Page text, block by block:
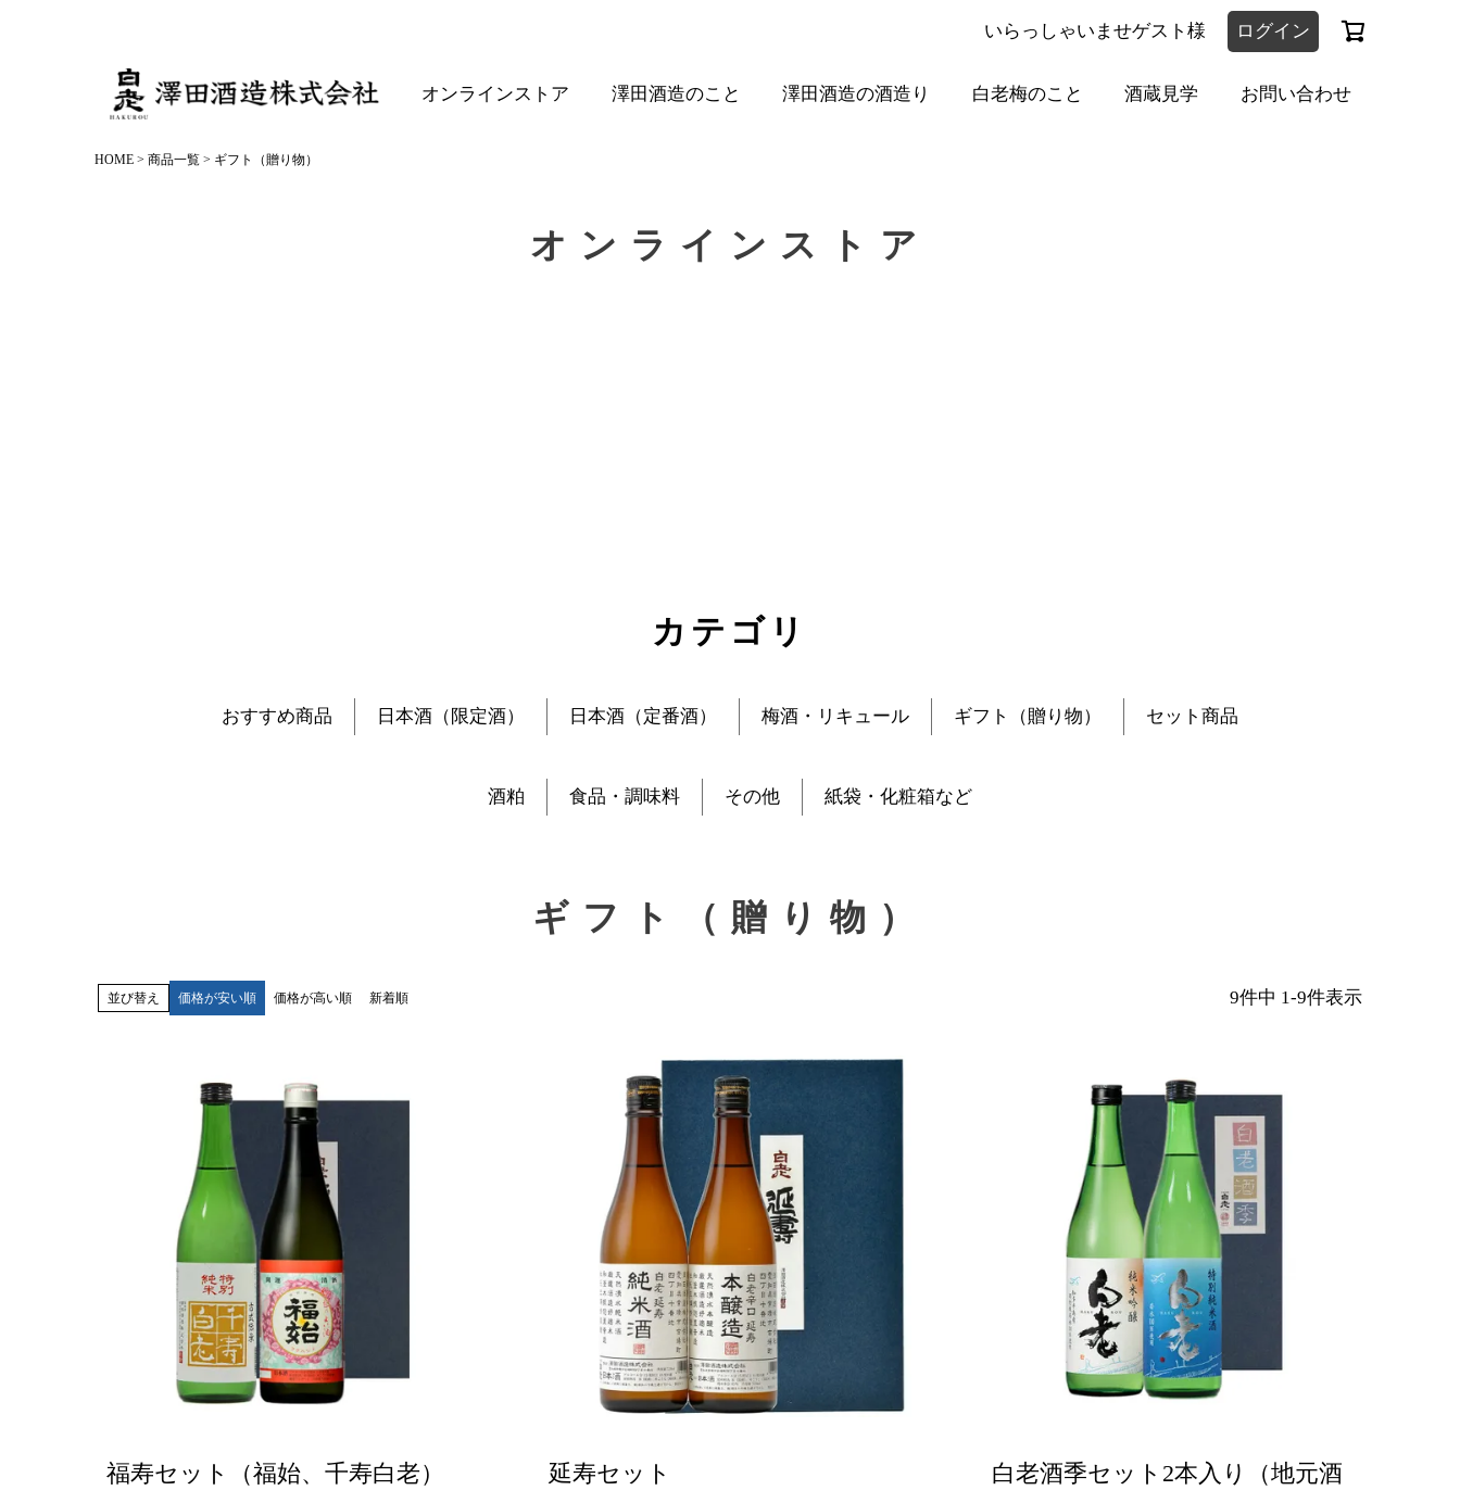
いらっしゃいませゲスト様 ログイン
オンラインストア 澤田酒造のこと 澤田酒造の酒造り 白老梅のこと 酒蔵見学 お問い合わせ
HOME 商品一覧 ギフト（贈り物）
オンラインストア
カテゴリ
おすすめ商品 日本酒（限定酒） 日本酒（定番酒） 梅酒・リキュール ギフト（贈り物） セット商品
酒粕 食品・調味料 その他 紙袋・化粧箱など
ギフト（贈り物）
並び替え 価格が安い順 価格が高い順 新着順 9件中 1-9件表示
福寿セット（福始、千寿白老） 延寿セット
白老酒季セット2本入り（地元酒